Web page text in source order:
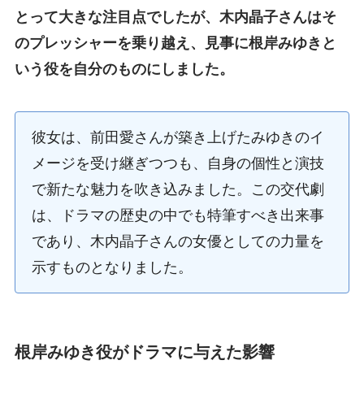
とって大きな注目点でしたが、木内晶子さんはそ
のプレッシャーを乗り越え、見事に根岸みゆきと
いう役を自分のものにしました。
彼女は、前田愛さんが築き上げたみゆきのイ
メージを受け継ぎつつも、自身の個性と演技
で新たな魅力を吹き込みました。この交代劇
は、ドラマの歴史の中でも特筆すべき出来事
であり、木内晶子さんの女優としての力量を
示すものとなりました。
根岸みゆき役がドラマに与えた影響